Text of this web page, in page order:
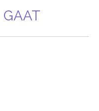
GAAT